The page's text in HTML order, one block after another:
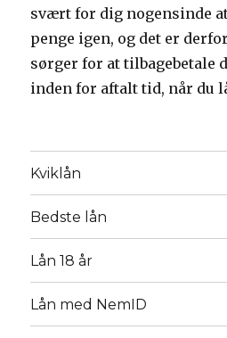
svært for dig nogensinde
penge igen, og det er
sørger for at tilbagebetale
inden for aftalt tid, når du
Kviklån
Bedste lån
Lån 18 år
Lån med NemID